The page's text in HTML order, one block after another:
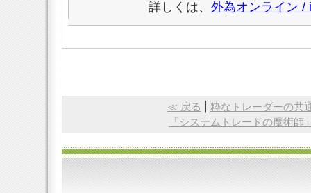
詳しくは、 外為オンライン /
≪ 戻る
粋なトレーダーの共
「システムトレードの魔術師